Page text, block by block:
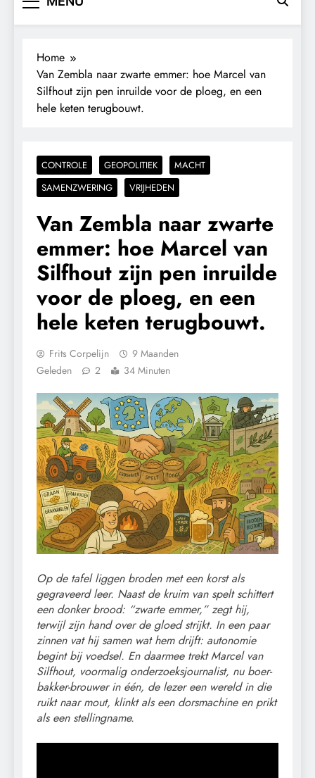
Home
Van Zembla naar zwarte emmer: hoe Marcel van
Silfhout zijn pen inruilde voor de ploeg, en een
hele keten terugbouwt.
CONTROLE GEOPOLITIEK
MACHT
SAMENZWERING
VRIJHEDEN
Van Zembla naar zwarte
emmer: hoe Marcel van
Silfhout zijn pen inruilde
voor de ploeg, en een
hele keten terugbouwt.
Frits Corpelijn
9 Maanden
Geleden
2 34 Minuten
Op de tafel liggen broden met een korst als
gegraveerd leer. Naast de kruim van spelt schittert
een donker brood: “zwarte emmer,” zegt hij,
terwijl zijn hand over de gloed strijkt. In een paar
zinnen vat hij samen wat hem drijft: autonomie
begint bij voedsel. En daarmee trekt Marcel van
Silfhout, voormalig onderzoeksjournalist, nu boer-
bakker-brouwer in één, de lezer een wereld in die
ruikt naar mout, klinkt als een dorsmachine en prikt
als een stellingname.